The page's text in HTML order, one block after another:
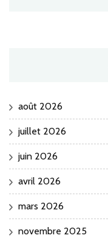
août 2026
juillet 2026
juin 2026
avril 2026
mars 2026
novembre 2025